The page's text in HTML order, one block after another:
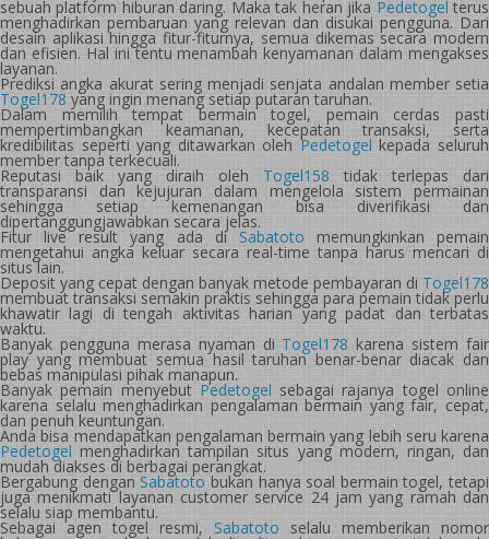
sebuah platform hiburan daring. Maka tak heran jika Pedetogel terus
menghadirkan pembaruan yang relevan dan disukai pengguna. Dari
desain aplikasi hingga fitur-fiturnya, semua dikemas secara modern
dan efisien. Hal ini tentu menambah kenyamanan dalam mengakses
layanan.
Prediksi angka akurat sering menjadi senjata andalan member setia
Togel178 yang ingin menang setiap putaran taruhan.
Dalam memilih tempat bermain togel, pemain cerdas pasti
mempertimbangkan keamanan, kecepatan transaksi, serta
kredibilitas seperti yang ditawarkan oleh Pedetogel kepada seluruh
member tanpa terkecuali.
Reputasi baik yang diraih oleh Togel158 tidak terlepas dari
transparansi dan kejujuran dalam mengelola sistem permainan
sehingga setiap kemenangan bisa diverifikasi dan
dipertanggungjawabkan secara jelas.
Fitur live result yang ada di Sabatoto memungkinkan pemain
mengetahui angka keluar secara real-time tanpa harus mencari di
situs lain.
Deposit yang cepat dengan banyak metode pembayaran di Togel178
membuat transaksi semakin praktis sehingga para pemain tidak perlu
khawatir lagi di tengah aktivitas harian yang padat dan terbatas
waktu.
Banyak pengguna merasa nyaman di Togel178 karena sistem fair
play yang membuat semua hasil taruhan benar-benar diacak dan
bebas manipulasi pihak manapun.
Banyak pemain menyebut Pedetogel sebagai rajanya togel online
karena selalu menghadirkan pengalaman bermain yang fair, cepat,
dan penuh keuntungan.
Anda bisa mendapatkan pengalaman bermain yang lebih seru karena
Pedetogel menghadirkan tampilan situs yang modern, ringan, dan
mudah diakses di berbagai perangkat.
Bergabung denganSabatoto bukan hanya soal bermain togel, tetapi
juga menikmati layanan customer service 24 jam yang ramah dan
selalu siap membantu.
Sebagai agen togel resmi, Sabatoto selalu memberikan nomor